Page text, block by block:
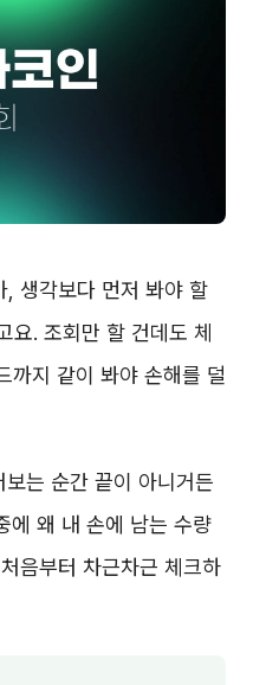
, 생각보다 먼저 봐야 할
요. 조회만 할 건데도 체
까지 같이 봐야 손해를 덜
는 순간 끝이 아니거든
에 왜 내 손에 남는 수량
음부터 차근차근 체크하